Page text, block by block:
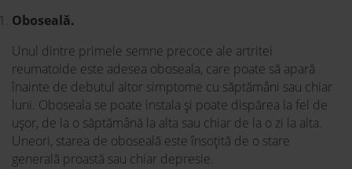
Oboseală.
Unul dintre primele semne precoce ale artritei
reumatoide este adesea oboseala, care poate să apară
înainte de debutul altor simptome cu săptămâni sau chiar
luni. Oboseala se poate instala și poate dispărea la fel de
ușor, de la o săptămână la alta sau chiar de la o zi la alta.
Uneori, starea de oboseală este însoțită de o stare
generală proastă sau chiar depresie.